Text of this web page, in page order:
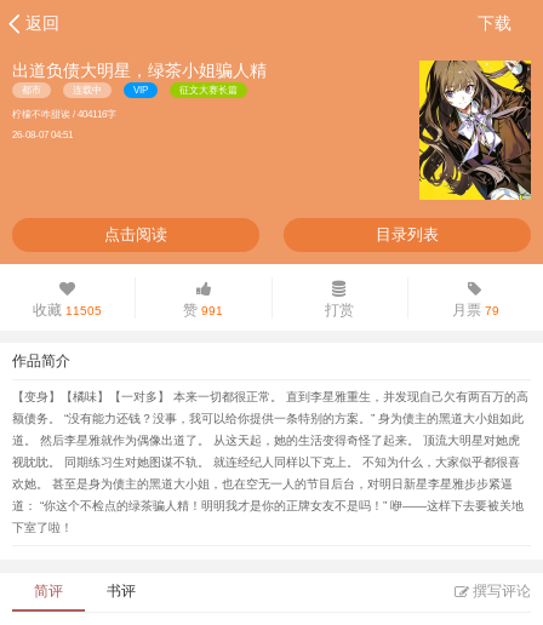
返回 下载
出道负债大明星，绿茶小姐骗人精
都市 连载中 VIP 征文大赛长篇
柠檬不咋甜诶 / 404116字
26-08-07 04:51
点击阅读 目录列表
收藏 11505 赞 991 打赏 月票79
作品简介
【变身】【橘味】【一对多】 本来一切都很正常。 直到李星雅重生，并发现自己欠有两百万的高
额债务。 “没有能力还钱？没事，我可以给你提供一条特别的方案。” 身为债主的黑道大小姐如此
道。 然后李星雅就作为偶像出道了。 从这天起，她的生活变得奇怪了起来。 顶流大明星对她虎
视眈眈。 同期练习生对她图谋不轨。 就连经纪人同样以下克上。 不知为什么，大家似乎都很喜
欢她。 甚至是身为债主的黑道大小姐，也在空无一人的节目后台，对明日新星李星雅步步紧逼
道： “你这个不检点的绿茶骗人精！明明我才是你的正牌女友不是吗！” 咿——这样下去要被关地
下室了啦！
简评 书评 撰写评论